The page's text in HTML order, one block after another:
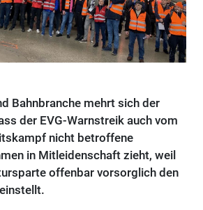
Bahnbranche mehrt sich der
der EVG-Warnstreik auch vom
nicht betroffene
in Mitleidenschaft zieht, weil
offenbar vorsorglich den